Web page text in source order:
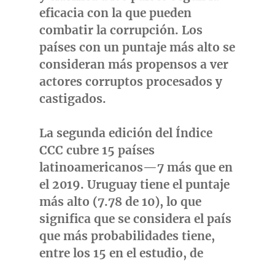
eficacia con la que pueden
combatir la corrupción. Los
países con un puntaje más alto se
consideran más propensos a ver
actores corruptos procesados y
castigados.
La segunda edición del Índice
CCC cubre 15 países
latinoamericanos—7 más que en
el 2019. Uruguaytiene el puntaje
más alto (7.78 de 10), lo que
significa que se considera el país
que más probabilidades tiene,
entre los 15 en el estudio, de